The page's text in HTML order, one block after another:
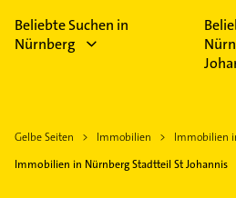
Beliebte Suchen in
Nürnberg
Gelbe Seiten Immobilien
Immobilien
Immobilien in Nürnberg Stadtteil St Johannis